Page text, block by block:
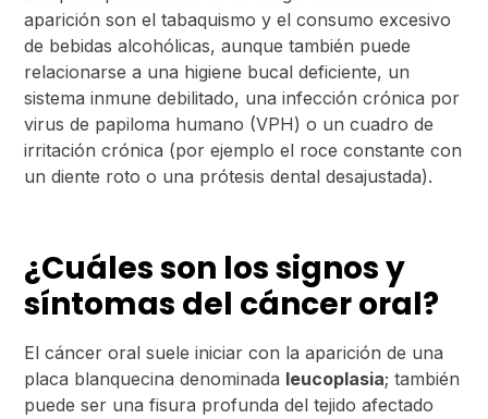
aparición son el tabaquismo y el consumo excesivo
de bebidas alcohólicas, aunque también puede
relacionarse a una higiene bucal deficiente, un
sistema inmune debilitado, una infección crónica por
virus de papiloma humano (VPH) o un cuadro de
irritación crónica (por ejemplo el roce constante con
un diente roto o una prótesis dental desajustada).
¿Cuáles son los signos y
síntomas del cáncer oral?
El cáncer oral suele iniciar con la aparición de una
placa blanquecina denominada leucoplasia; también
puede ser una fisura profunda del tejido afectado